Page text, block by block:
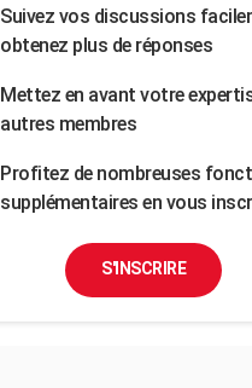
Suivez vos discussions
obtenez plus de réponses
Mettez en avant votre
autres membres
Profitez de nombreuses
supplémentaires en vous
S'INSCRIRE